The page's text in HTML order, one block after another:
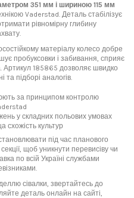
351 мм і шириною 115 мм
Vaderstad. Деталь стабілізує
рівномірну глибину
матеріалу колесо добре
пробуксовки і забивання, сприяє
Артикул 185865 дозволяє швидко
та підборі аналогів.
за принципом контролю
у складних польових умовах
схожість культур
під час планового
щоб уникнути перевисіву чи
по всій Україні службами
сівалки, звертайтесь до
деталь онлайн на сайті,